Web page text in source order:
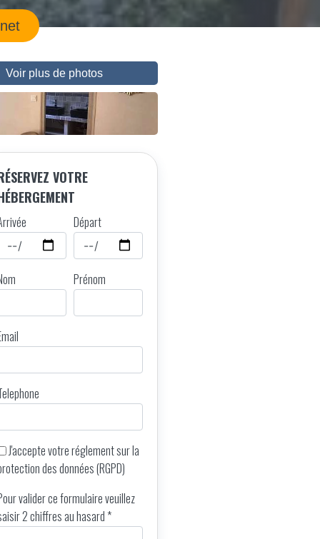
Voir plus de photos
VOTRE
Départ
Prénom
J'accepte votreréglement sur la
des données (RGPD)
valider ce formulaire veuillez
2 chiffres au hasard *